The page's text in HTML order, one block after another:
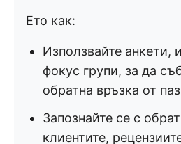
Ето как:
Използвайте анкети,
фокус групи, за да
обратна връзка от
Запознайте се с
клиентите,